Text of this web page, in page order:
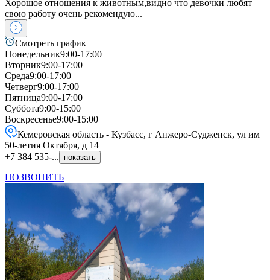
Хорошое отношения к животным,видно что девочки любят
свою работу очень рекомендую...
Смотреть график
Понедельник9:00-17:00
Вторник9:00-17:00
Среда9:00-17:00
Четверг9:00-17:00
Пятница9:00-17:00
Суббота9:00-15:00
Воскресенье9:00-15:00
Кемеровская область - Кузбасс, г Анжеро-Судженск, ул им
50-летия Октября, д 14
+7 384 535-...
показать
ПОЗВОНИТЬ